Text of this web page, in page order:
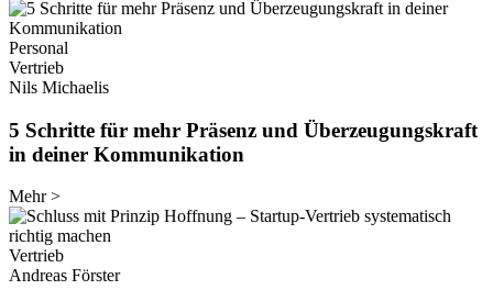
Personal
Vertrieb
Nils Michaelis
5 Schritte für mehr Präsenz und Überzeugungskraft
in deiner Kommunikation
Mehr>
Vertrieb
Andreas Förster